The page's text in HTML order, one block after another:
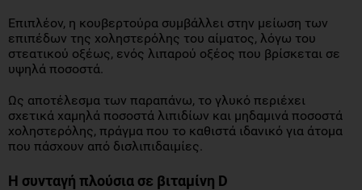
Επιπλέον, η κουβερτούρα συμβάλλει στην μείωση των
επιπέδων της χοληστερόλης του αίματος, λόγω του
στεατικού οξέως, ενός λιπαρού οξέος που βρίσκεται σε
υψηλά ποσοστά.
Ως αποτέλεσμα των παραπάνω, το γλυκό περιέχει
σχετικά χαμηλά ποσοστά λιπιδίων και μηδαμινά ποσοστά
χοληστερόλης, πράγμα που το καθιστά ιδανικό για άτομα
που πάσχουν από δισλιπιδαιμίες.
Η συνταγή πλούσια σε βιταμίνη D